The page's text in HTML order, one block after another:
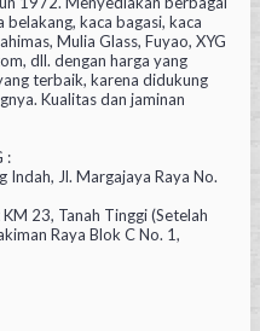
belakang, kaca bagasi, kaca
Mulia Glass, Fuyao, XYG
dll. dengan harga yang
terbaik, karena didukung
Kualitas dan jaminan
:
Indah, Jl. Margajaya Raya No.
23, Tanah Tinggi (Setelah
Raya Blok C No. 1,